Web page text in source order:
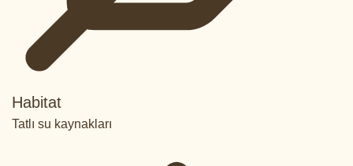
Habitat
Tatlı su kaynakları